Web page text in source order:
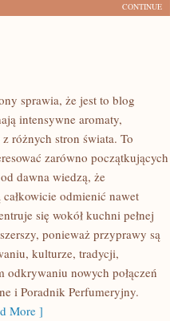
CONTINUE
sprawia, że jest to blog
intensywne aromaty,
różnych stron świata. To
zarówno początkujących
dawna wiedzą, że
odmienić nawet
się wokół kuchni pełnej
ponieważ przyprawy są
kulturze, tradycji,
odkrywaniu nowych połączeń
i Poradnik Perfumeryjny.
More ]